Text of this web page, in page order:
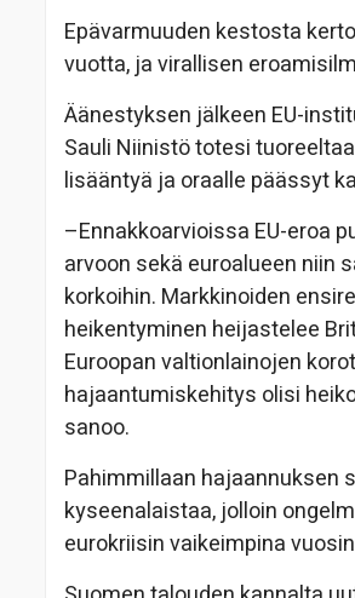
Epävarmuuden kestosta
vuotta, ja virallisen
Äänestyksen jälkeen EU-
Sauli Niinistö totesi
lisääntyä ja oraalle päässyt
–Ennakkoarvioissa EU-eroa
arvoon sekä euroalueen niin
korkoihin. Markkinoiden
heikentyminen heijastelee
Euroopan valtionlainojen
hajaantumiskehitys olisi
sanoo.
Pahimmillaan hajaannuksen
kyseenalaistaa, jolloin
eurokriisin vaikeimpina